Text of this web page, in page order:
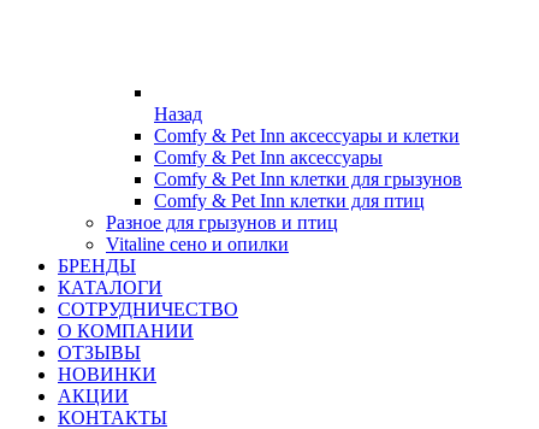
Назад
Comfy & Pet Inn аксессуары и клетки
Comfy & Pet Inn аксессуары
Comfy & Pet Inn клетки для грызунов
Comfy & Pet Inn клетки для птиц
Разное для грызунов и птиц
Vitaline сено и опилки
БРЕНДЫ
КАТАЛОГИ
СОТРУДНИЧЕСТВО
О КОМПАНИИ
ОТЗЫВЫ
НОВИНКИ
АКЦИИ
КОНТАКТЫ